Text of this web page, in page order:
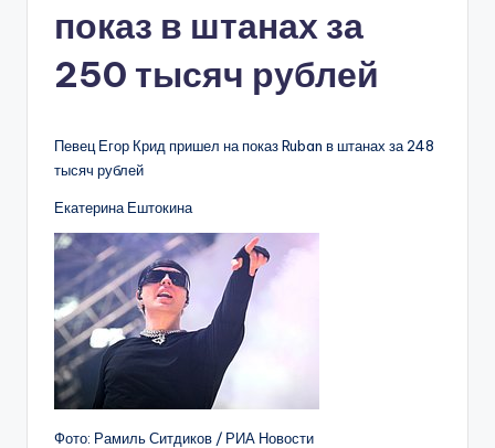
показ в штанах за
250 тысяч рублей
Певец Егор Крид пришел на показ Ruban в штанах за 248
тысяч рублей
Екатерина Ештокина
Фото: Рамиль Ситдиков / РИА Новости